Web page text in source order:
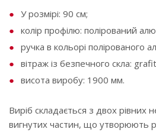
У розмірі: 90 см;
колір профілю: полірований
ручка в кольорі полірованого
вітраж із безпечного скла:
висота виробу: 1900 мм.
Виріб складається з двох рівних
вигнутих частин, що утворюють